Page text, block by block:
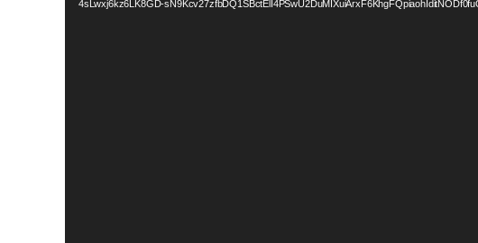
4sLwxj6kz6LK8GD-